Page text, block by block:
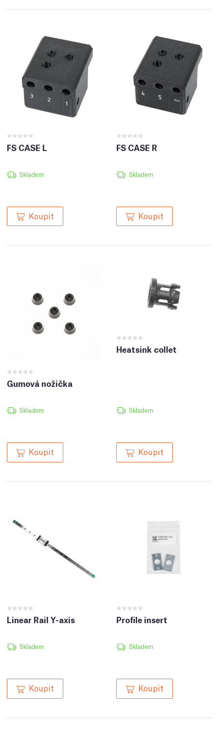
FS CASE L
Skladem
Koupit
FS CASE R
Skladem
Koupit
Gumová nožička
Skladem
Koupit
Heatsink collet
Skladem
Koupit
Linear Rail Y-axis
Skladem
Koupit
Profile insert
Skladem
Koupit